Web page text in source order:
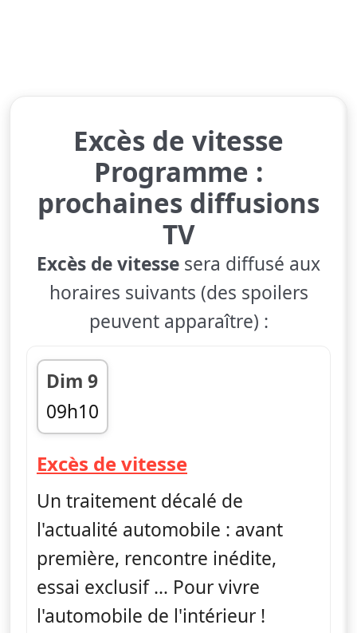
Excès de vitesse
Programme :
prochaines diffusions
TV
Excès de vitesse sera diffusé aux
horaires suivants (des spoilers
peuvent apparaître) :
Dim 9
09h10
fin 09h30
Excès de vitesse— Excès de
Un traitement décalé de
l'actualité automobile : avant
première, rencontre inédite,
essai exclusif … Pour vivre
l'automobile de l'intérieur !